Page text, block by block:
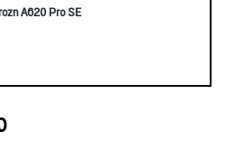
A620 Pro SE